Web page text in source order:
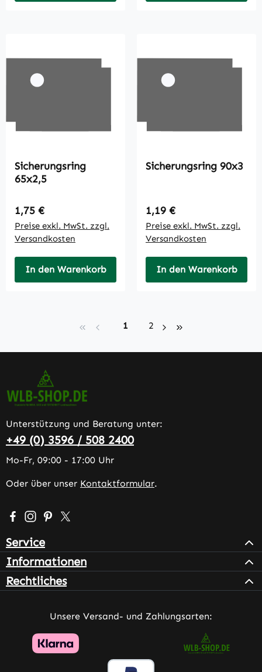
Sicherungsring
65x2,5
Regulärer Preis:
1,75 €
Preise exkl. MwSt. zzgl.
Versandkosten
In den Warenkorb
Sicherungsring 90x3
Regulärer Preis:
1,19 €
Preise exkl. MwSt. zzgl.
Versandkosten
In den Warenkorb
Seite
1 Seite
2
Unterstützung und Beratung unter:
+49 (0) 3596 / 508 2400
Mo-Fr, 09:00 - 17:00 Uhr
Oder über unser Kontaktformular.
Besuche uns auf Facebook – öffnet in neuem Tab
Schau auf Instagram vorbei – öffnet in neuem Tab
Lass dich auf Pinterest inspirieren – öffnet in
Folge uns auf X – öffnet in neuem Tab
Service
Informationen
Rechtliches
Unsere Versand- und Zahlungsarten: